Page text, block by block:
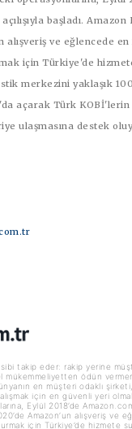
başladı.
alışveriş ve eğlencede
için Türkiye'de
merkezini yaklaşık
açarak Türk
ulaşmasına destek
takip eder: rakip yerine
mükemmeliyetten ödün
en müşteri odaklı
için en güvenli yeri
Eylül 2018’de
Amazon’un alışveriş ve
için Türkiye’de hizmete